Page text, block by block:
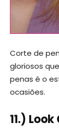
Corte de
gloriosos
penas é o
ocasiões.
11.)